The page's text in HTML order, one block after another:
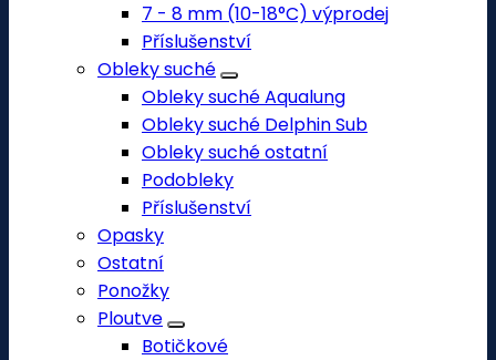
7 - 8 mm (10-18°C) výprodej
Příslušenství
Obleky suché
Obleky suché Aqualung
Obleky suché Delphin Sub
Obleky suché ostatní
Podobleky
Příslušenství
Opasky
Ostatní
Ponožky
Ploutve
Botičkové